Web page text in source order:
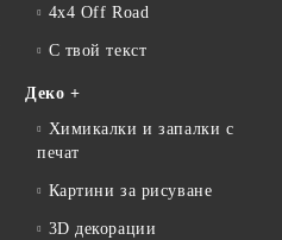
4x4 Off Road
С твой текст
Деко +
Химикалки и запалки с
печат
Картини за рисуване
3D декорации